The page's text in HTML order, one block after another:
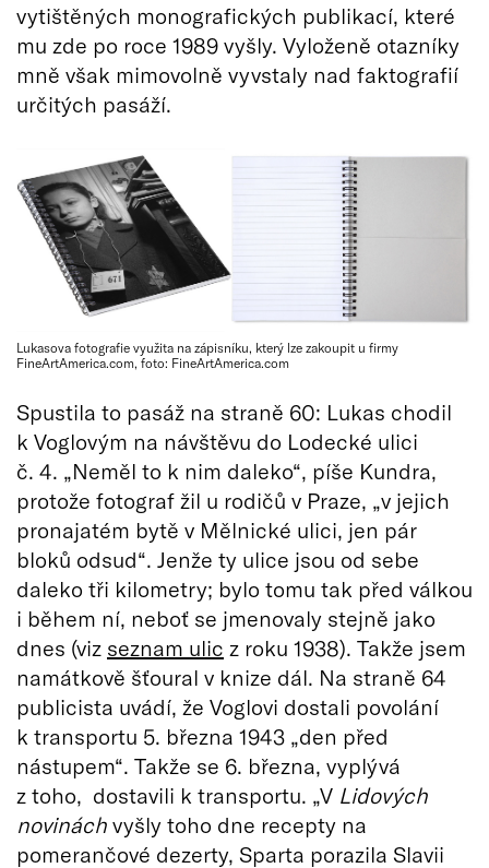
vytištěných monografických publikací, které
mu zde po roce 1989 vyšly. Vyloženě otazníky
mně však mimovolně vyvstaly nad faktografií
určitých pasáží.
Lukasova fotografie využita na zápisníku, který lze zakoupit u firmy
FineArtAmerica.com, foto: FineArtAmerica.com
Spustila to pasáž na straně 60: Lukas chodil
k Voglovým na návštěvu do Lodecké ulici
č. 4. „Neměl to k nim daleko“, píše Kundra,
protože fotograf žil u rodičů v Praze, „v jejich
pronajatém bytě v Mělnické ulici, jen pár
bloků odsud“. Jenže ty ulice jsou od sebe
daleko tři kilometry; bylo tomu tak před válkou
i během ní, neboť se jmenovaly stejně jako
dnes (viz seznam ulic z roku 1938). Takže jsem
namátkově šťoural v knize dál. Na straně 64
publicista uvádí, že Voglovi dostali povolání
k transportu 5. března 1943 „den před
nástupem“. Takže se 6. března, vyplývá
z toho, dostavili k transportu. „V Lidových
novinách vyšly toho dne recepty na
pomerančové dezerty, Sparta porazila Slavii